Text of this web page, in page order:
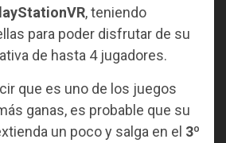
, teniendo
para poder disfrutar de su
de hasta 4 jugadores.
que es uno de los juegos
ganas, es probable que su
un poco y salga en el 3º